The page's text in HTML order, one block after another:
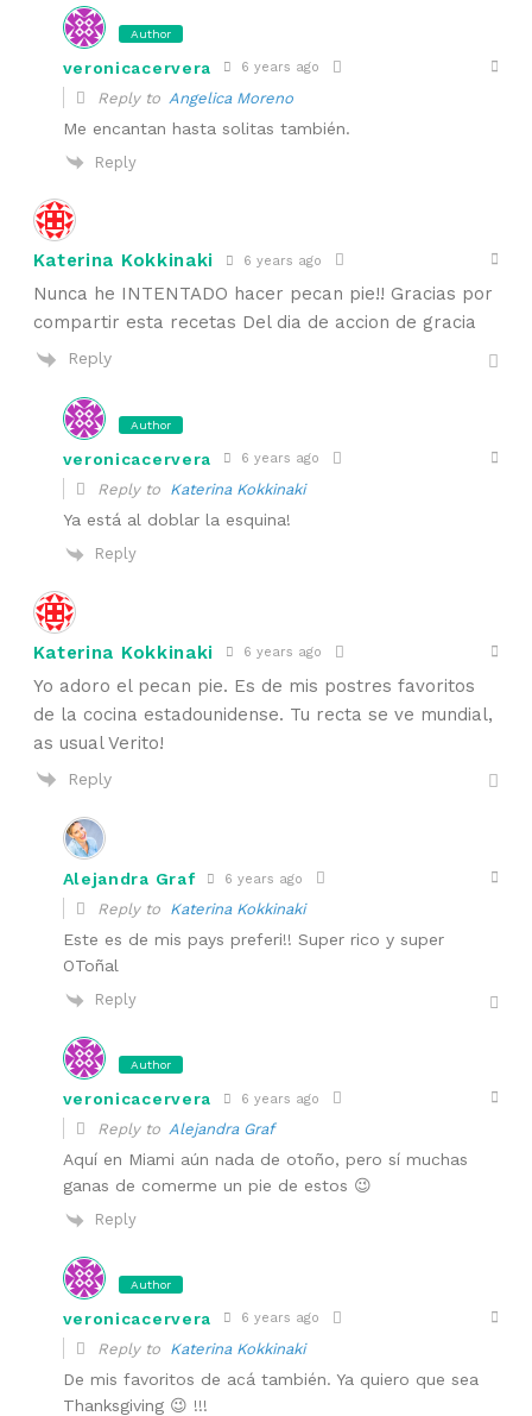
Author
veronicacervera 6 years ago
Reply to Angelica Moreno
Me encantan hasta solitas también.
Reply
Katerina Kokkinaki 6 years ago
Nunca he INTENTADO hacer pecan pie!! Gracias por
compartir esta recetas Del dia de accion de gracia
Reply
Author
veronicacervera 6 years ago
Reply to Katerina Kokkinaki
Ya está al doblar la esquina!
Reply
Katerina Kokkinaki 6 years ago
Yo adoro el pecan pie. Es de mis postres favoritos
de la cocina estadounidense. Tu recta se ve mundial,
as usual Verito!
Reply
Alejandra Graf 6 years ago
Reply to Katerina Kokkinaki
Este es de mis pays preferi!! Super rico y super
OToñal
Reply
Author
veronicacervera 6 years ago
Reply to Alejandra Graf
Aquí en Miami aún nada de otoño, pero sí muchas
ganas de comerme un pie de estos 😉
Reply
Author
veronicacervera 6 years ago
Reply to Katerina Kokkinaki
De mis favoritos de acá también. Ya quiero que sea
Thanksgiving 😉 !!!